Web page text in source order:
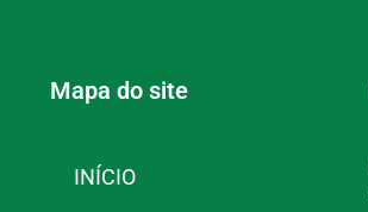
Mapa do site
INÍCIO